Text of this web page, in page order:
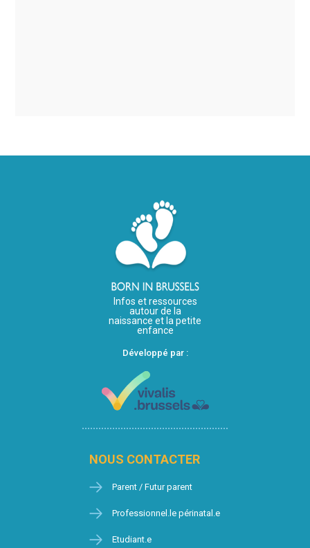
Infos et ressources
autour de la
naissance et la petite
enfance
Développé par :
NOUS CONTACTER
Parent / Futur parent
Professionnel.le périnatal.e
Etudiant.e